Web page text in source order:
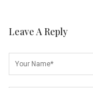
Leave A Reply